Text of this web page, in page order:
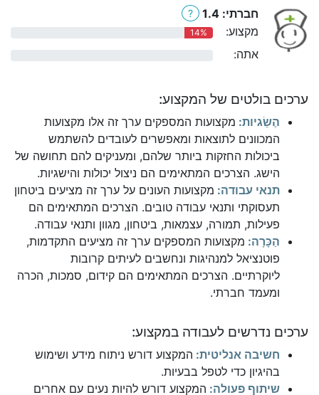
חברתי: 1.4 ?
מקצוע: 14%
אתה:
ערכים בולטים של המקצוע:
הֶשֵׂגיות: מקצועות המספקים ערך זה אלו מקצועות
המכוונים לתוצאות ומאפשרים לעובדים להשתמש
ביכולות החזקות ביותר שלהם, ומעניקים להם תחושה של
הישג. הצרכים המתאימים הם ניצול יכולות והישגיות.
תנאי עבודה: מקצועות העונים על ערך זה מציעים ביטחון
תעסוקתי ותנאי עבודה טובים. הצרכים המתאימים הם
פעילות, תמורה, עצמאות, ביטחון, מגוון ותנאי עבודה.
הַכָּרָה: מקצועות המספקים ערך זה מציעים התקדמות,
פוטנציאל למנהיגות ונחשבים לעיתים קרובות
ליוקרתיים. הצרכים המתאימים הם קידום, סמכות, הכרה
ומעמד חברתי.
ערכים נדרשים לעבודה במקצוע:
חשיבה אנליטית: המקצוע דורש ניתוח מידע ושימוש
בהיגיון כדי לטפל בבעיות.
שיתוף פעולה: המקצוע דורש להיות נעים עם אחרים